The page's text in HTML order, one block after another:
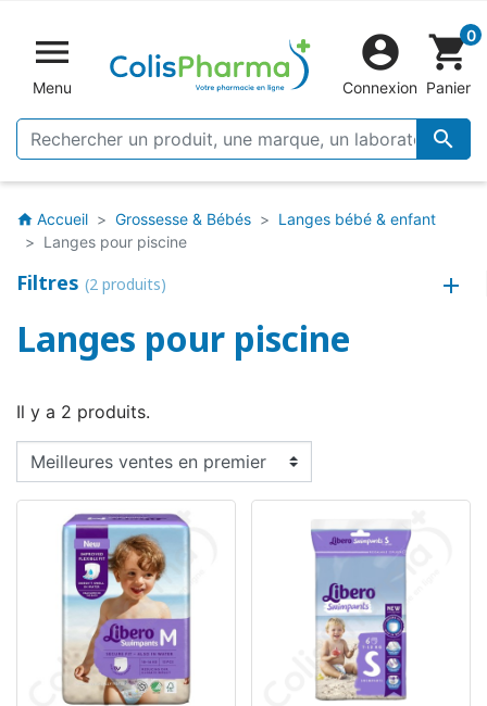

Menu


Connexion
shopping_cart0
Panier
home Accueil Grossesse & Bébés
Langes bébé & enfant
Langes pour piscine
Filtres (2 produits)
Langes pour piscine
Il y a 2 produits.